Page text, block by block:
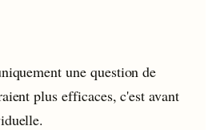
une question de
plus efficaces, c'est avant